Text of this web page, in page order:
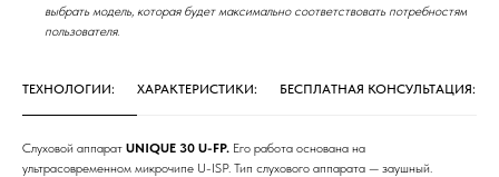
выбрать модель, которая будет максимально соответствовать потребностям
пользователя.
ТЕХНОЛОГИИ: ХАРАКТЕРИСТИКИ: БЕСПЛАТНАЯ КОНСУЛЬТАЦИЯ:
Слуховой аппарат UNIQUE 30 U-FP. Его работа основана на
ультрасовременном микрочипе U-ISP. Тип слухового аппарата — заушный.